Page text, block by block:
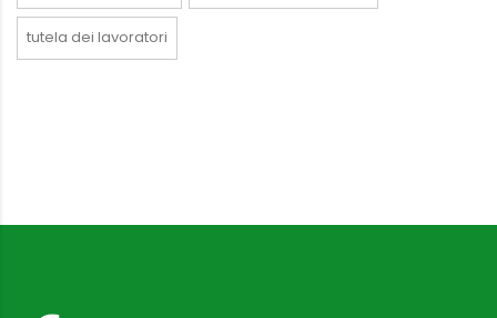
tutela dei lavoratori